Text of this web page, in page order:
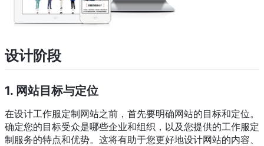
设计阶段
1. 网站目标与定位
在设计工作服定制网站之前，首先要明确网站的目标和定位。
确定您的目标受众是哪些企业和组织，以及您提供的工作服定
制服务的特点和优势。这将有助于您更好地设计网站的内容、